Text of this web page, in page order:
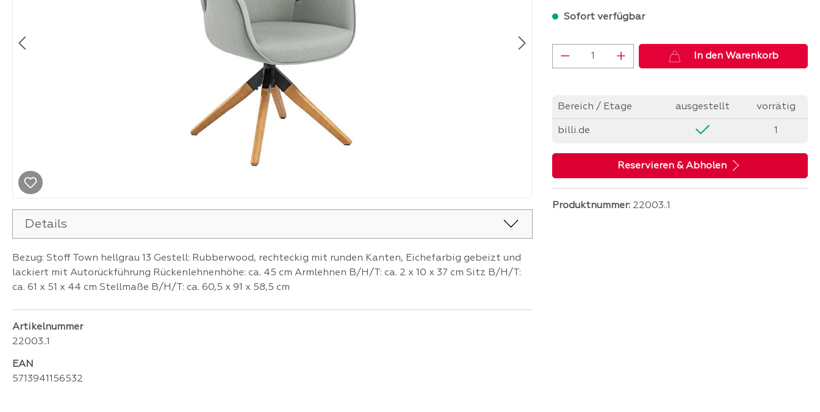
Sofort verfügbar
Produkt Anzahl: Gib denIn den Warenkorb
Bereich / Etage ausgestellt vorrätig
billi.de 1
Reservieren & Abholen
Produktnummer: 22003..1
Details
Bezug: Stoff Town hellgrau 13 Gestell: Rubberwood, rechteckig mit runden Kanten, Eichefarbig gebeizt und
lackiert mit Autorückführung Rückenlehnenhöhe: ca. 45 cm Armlehnen B/H/T: ca. 2 x 10 x 37 cm Sitz B/H/T:
ca. 61 x 51 x 44 cm Stellmaße B/H/T: ca. 60,5 x 91 x 58,5 cm
Artikelnummer
22003..1
EAN
5713941156532